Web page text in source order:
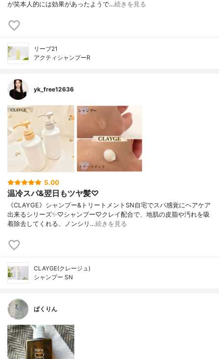
が笑本人的には効果があったようで…続きを見る
リーブ21
アクティシャンプーR
yk_free12636
5.00
温冷スパ&翌日もツヤ髪♡
《CLAYGE》シャンプー&トリートメントSN自宅でスパ感覚にヘアケア
出来るシリーズ✨♡シャンプー♡クレイ配合で、地肌の皮脂や汚れを吸
着除去してくれる、ノンシリ…続きを見る
CLAYGE(クレージュ)
シャンプー SN
ぱくりん